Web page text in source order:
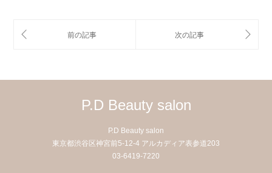
P.D Beauty salon
P.D Beauty salon
東京都渋谷区神宮前5-12-4 アルカディア表参道203
03-6419-7220